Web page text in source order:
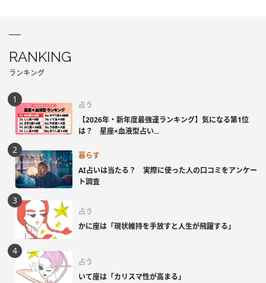
RANKING
ランキング
占う
【2026年・新年度最強運ランキング】気になる第1位
は？ 星座×血液型占い...
暮らす
AI占いは当たる？ 実際に使った人の口コミをアンケー
ト調査
占う
かに座は「現状維持を手放すと人生が飛躍する」
占う
いて座は「カリスマ性が高まる」